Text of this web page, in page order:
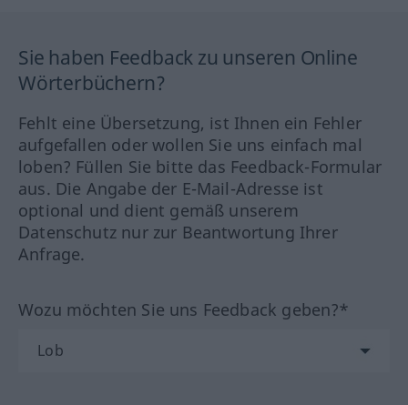
Sie haben Feedback zu unseren Online
Wörterbüchern?
Fehlt eine Übersetzung, ist Ihnen ein Fehler
aufgefallen oder wollen Sie uns einfach mal
loben? Füllen Sie bitte das Feedback-Formular
aus. Die Angabe der E-Mail-Adresse ist
optional und dient gemäß unserem
Datenschutz nur zur Beantwortung Ihrer
Anfrage.
Wozu möchten Sie uns Feedback geben?*